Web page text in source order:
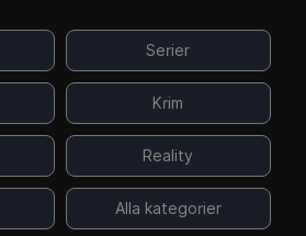
Serier
Krim
Reality
Alla kategorier